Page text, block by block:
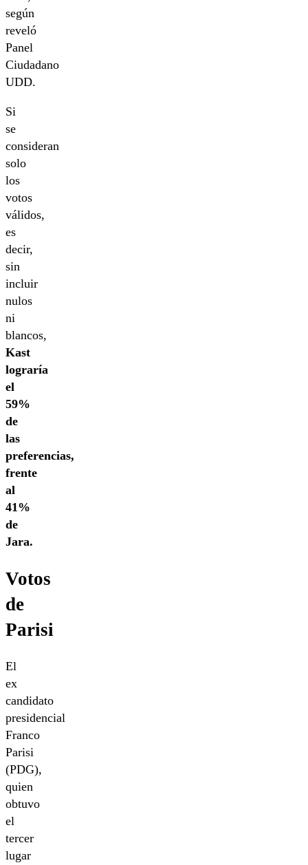
según
reveló
Panel
Ciudadano
UDD.
Si
se
consideran
solo
los
votos
válidos,
es
decir,
sin
incluir
nulos
ni
blancos,
Kast
lograría
el
59%
de
las
preferencias,
frente
al
41%
de
Jara.
Votos
de
Parisi
El
ex
candidato
presidencial
Franco
Parisi
(PDG),
quien
obtuvo
el
tercer
lugar